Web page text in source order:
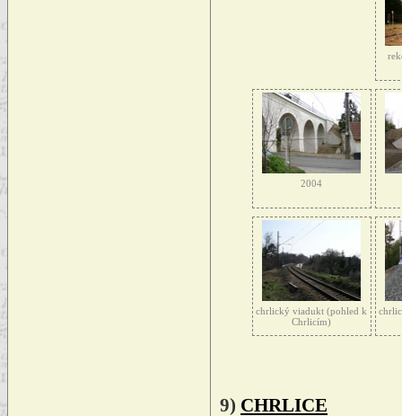
2004
chrlický viadukt (pohled k
Chrlicím)
9) CHRLICE